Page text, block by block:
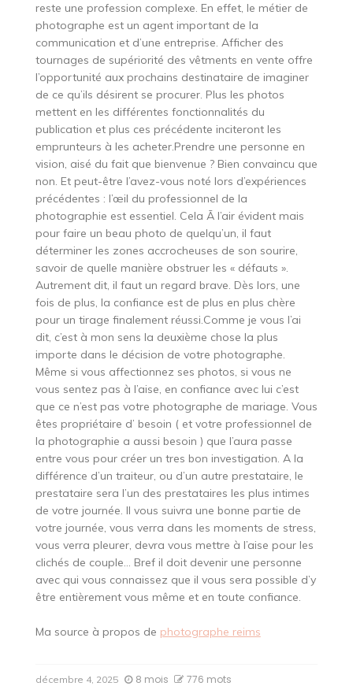
reste une profession complexe. En effet, le métier de
photographe est un agent important de la
communication et d’une entreprise. Afficher des
tournages de supériorité des vêtments en vente offre
l’opportunité aux prochains destinataire de imaginer
de ce qu’ils désirent se procurer. Plus les photos
mettent en les différentes fonctionnalités du
publication et plus ces précédente inciteront les
emprunteurs à les acheter.Prendre une personne en
vision, aisé du fait que bienvenue ? Bien convaincu que
non. Et peut-être l’avez-vous noté lors d’expériences
précédentes : l’œil du professionnel de la
photographie est essentiel. Cela Ã l’air évident mais
pour faire un beau photo de quelqu’un, il faut
déterminer les zones accrocheuses de son sourire,
savoir de quelle manière obstruer les « défauts ».
Autrement dit, il faut un regard brave. Dès lors, une
fois de plus, la confiance est de plus en plus chère
pour un tirage finalement réussi.Comme je vous l’ai
dit, c’est à mon sens la deuxième chose la plus
importe dans le décision de votre photographe.
Même si vous affectionnez ses photos, si vous ne
vous sentez pas à l’aise, en confiance avec lui c’est
que ce n’est pas votre photographe de mariage. Vous
êtes propriétaire d’ besoin ( et votre professionnel de
la photographie a aussi besoin ) que l’aura passe
entre vous pour créer un tres bon investigation. A la
différence d’un traiteur, ou d’un autre prestataire, le
prestataire sera l’un des prestataires les plus intimes
de votre journée. Il vous suivra une bonne partie de
votre journée, vous verra dans les moments de stress,
vous verra pleurer, devra vous mettre à l’aise pour les
clichés de couple… Bref il doit devenir une personne
avec qui vous connaissez que il vous sera possible d’y
être entièrement vous même et en toute confiance.
Ma source à propos de photographe reims
décembre 4, 2025 8 mois 776 mots